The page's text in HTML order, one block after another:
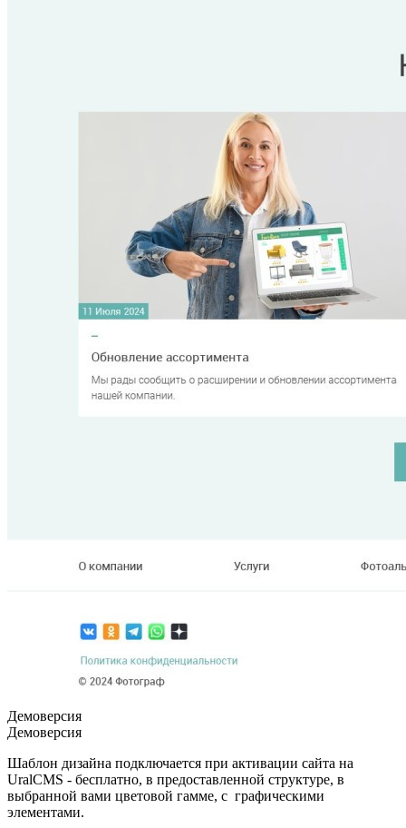
Демоверсия
Демоверсия
Шаблон дизайна подключается при активации сайта на
UralCMS - бесплатно, в предоставленной структуре, в
выбранной вами цветовой гамме, с графическими
элементами.